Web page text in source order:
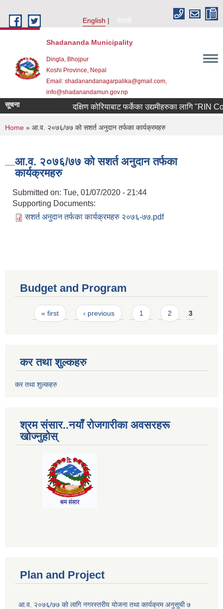
English
नेपाली
Shadananda Municipality
Dingla, Bhojpur
Koshi Province, Nepal
Email: shadanandanagarpalika@gmail.com,
info@shadanandamun.gov.np
सूचना दक्षिण कोरियाबाट फर्केका उद्यमीहरुका लागि "RIN
You are here
Home » आ.व. २०७६/७७ को सशर्त अनुदान तर्फका कार्यक्रमहरु
आ.व. २०७६/७७ को सशर्त अनुदान तर्फका
कार्यक्रमहरु
Submitted on: Tue, 01/07/2020 - 21:44
Supporting Documents:
सशर्त अनुदान तर्फका कार्यक्रमहरु २०७६-७७.pdf
Budget and Program
Pages
« first ‹ previous 1 2 3
कर तथा शुल्कहरु
कर तथा शुल्कहरु
श्रम संसार..नयाँ रोजगारीका अवसरहरू
खोज्नुहोस्
Plan and Project
आ.व. २०७६/७७ को लागि नगरस्तरीय योजना तथा कार्यक्रम अनुसूची ७